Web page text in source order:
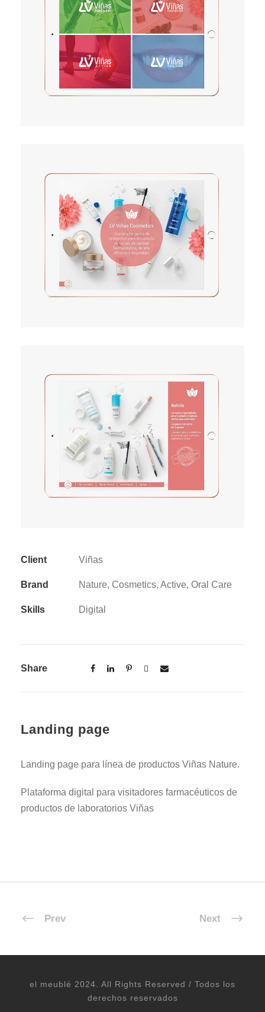
Client Viñas
Brand Nature, Cosmetics, Active, Oral Care
Skills Digital
Share
Landing page
Landing page para línea de productos Viñas Nature.
Plataforma digital para visitadores farmacéuticos de
productos de laboratorios Viñas
Prev Next
el meublé 2024. All Rights Reserved / Todos los
derechos reservados